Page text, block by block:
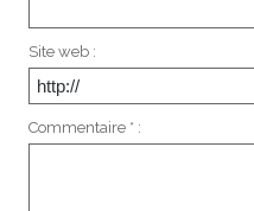
Site web :
Commentaire * :